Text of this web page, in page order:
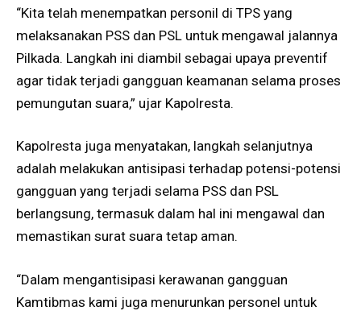
“Kita telah menempatkan personil di TPS yang
melaksanakan PSS dan PSL untuk mengawal jalannya
Pilkada. Langkah ini diambil sebagai upaya preventif
agar tidak terjadi gangguan keamanan selama proses
pemungutan suara,” ujar Kapolresta.
Kapolresta juga menyatakan, langkah selanjutnya
adalah melakukan antisipasi terhadap potensi-potensi
gangguan yang terjadi selama PSS dan PSL
berlangsung, termasuk dalam hal ini mengawal dan
memastikan surat suara tetap aman.
“Dalam mengantisipasi kerawanan gangguan
Kamtibmas kami juga menurunkan personel untuk